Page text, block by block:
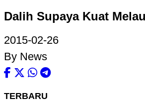
Dalih Supaya Kuat
2015-02-26
By News
TERBARU